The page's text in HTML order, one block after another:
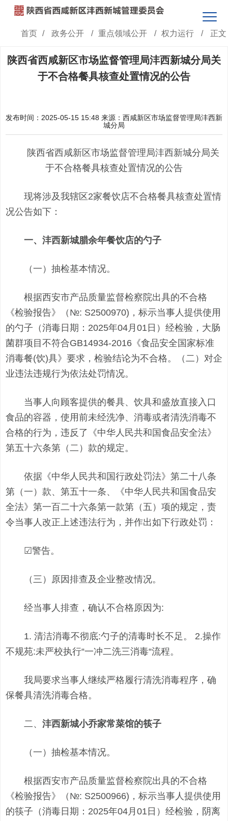
首页 / 政务公开 / 重点领域公开 / 权力运行 / 正文
陕西省西咸新区市场监督管理局沣西新城分局关
于不合格餐具核查处置情况的公告
发布时间：2025-05-15 15:48 来源：西咸新区市场监督管理局沣西新
城分局
陕西省西咸新区市场监督管理局沣西新城分局关
于不合格餐具核查处置情况的公告
现将涉及我辖区2家餐饮店不合格餐具核查处置情
况公告如下：
一、沣西新城腊余年餐饮店的勺子
（一）抽检基本情况。
根据西安市产品质量监督检察院出具的不合格
《检验报告》（№: S2500970)，标示当事人提供使用
的勺子（消毒日期：2025年04月01日）经检验，大肠
菌群项目不符合GB14934-2016《食品安全国家标准
消毒餐(饮)具》要求，检验结论为不合格。（二）对企
业违法违规行为依法处罚情况。
当事人向顾客提供的餐具、饮具和盛放直接入口
食品的容器，使用前未经洗净、消毒或者清洗消毒不
合格的行为，违反了《中华人民共和国食品安全法》
第五十六条第（二）款的规定。
依据《中华人民共和国行政处罚法》第二十八条
第（一）款、第五十一条、《中华人民共和国食品安
全法》第一百二十六条第一款第（五）项的规定，责
令当事人改正上述违法行为，并作出如下行政处罚：
☑警告。
（三）原因排查及企业整改情况。
经当事人排查，确认不合格原因为:
1. 清洁消毒不彻底:勺子的清毒时长不足。 2.操作
不规苑:未严校执行“一冲二洗三消毒“流程。
我局要求当事人继续严格履行清洗消毒程序，确
保餐具清洗消毒合格。
二、 沣西新城小乔家常菜馆的筷子
（一）抽检基本情况。
根据西安市产品质量监督检察院出具的不合格
《检验报告》（№: S2500966)，标示当事人提供使用
的筷子（消毒日期：2025年04月01日）经检验，阴离